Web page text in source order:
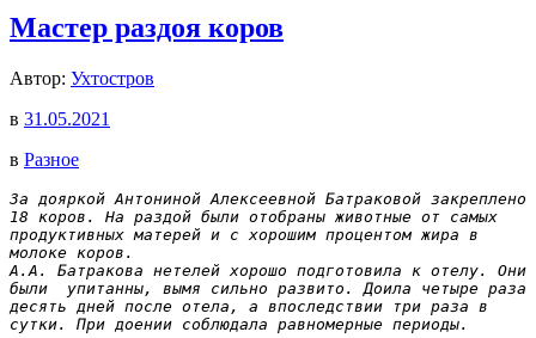
Мастер раздоя коров
Автор: Ухтостров
в 31.05.2021
в Разное
За дояркой Антониной Алексеевной Батраковой закреплено
18 коров. На раздой были отобраны животные от самых
продуктивных матерей и с хорошим процентом жира в
молоке коров.
А.А. Батракова нетелей хорошо подготовила к отелу. Они
были  упитанны, вымя сильно развито. Доила четыре раза
десять дней после отела, а впоследствии три раза в
сутки. При доении соблюдала равномерные периоды.